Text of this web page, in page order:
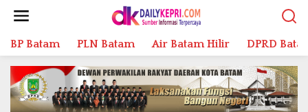
BP Batam PLN Batam Air Batam Hilir DPRD